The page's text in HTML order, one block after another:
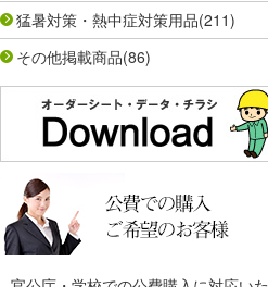
猛暑対策・熱中症対策用品(211)
その他掲載商品(86)